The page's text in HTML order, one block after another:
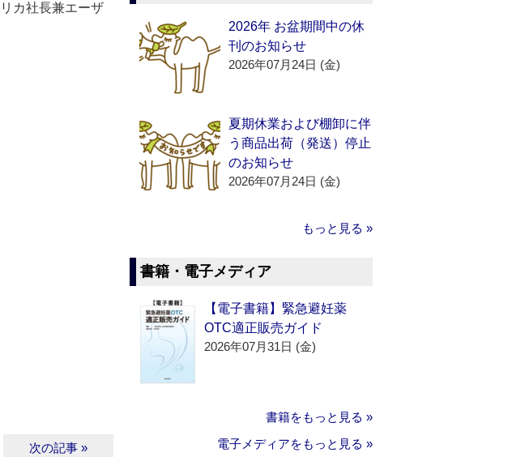
カ社長兼エーザ
次の記事 »
2026年 お盆期間中の休
刊のお知らせ
2026年07月24日 (金)
夏期休業および棚卸に伴
う商品出荷（発送）停止
のお知らせ
2026年07月24日 (金)
もっと見る »
書籍・電子メディア
【電子書籍】緊急避妊薬
OTC適正販売ガイド
2026年07月31日 (金)
書籍をもっと見る »
電子メディアをもっと見る »